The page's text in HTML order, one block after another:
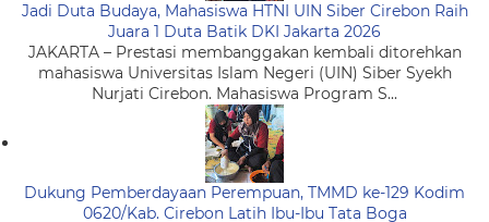
Jadi Duta Budaya, Mahasiswa HTNI UIN Siber Cirebon Raih
Juara 1 Duta Batik DKI Jakarta 2026
JAKARTA – Prestasi membanggakan kembali ditorehkan
mahasiswa Universitas Islam Negeri (UIN) Siber Syekh
Nurjati Cirebon. Mahasiswa Program S...
Dukung Pemberdayaan Perempuan, TMMD ke-129 Kodim
0620/Kab. Cirebon Latih Ibu-Ibu Tata Boga